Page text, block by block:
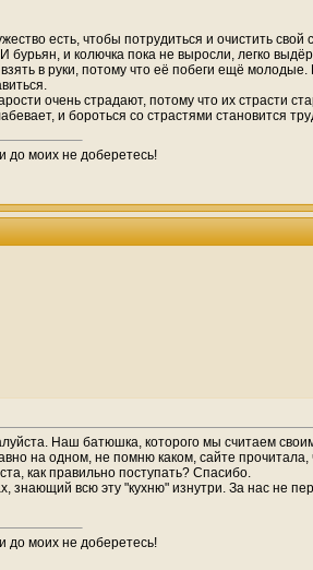
есть, чтобы потрудиться и очистить
и колючка пока не выросли, легко
в руки, потому что её побеги ещё
очень страдают, потому что их страсти
и бороться со страстями становится
до моих не доберетесь!
Наш батюшка, которого мы считаем
на одном, не помню каком, сайте
как правильно поступать? Спасибо.
знающий всю эту "кухню" изнутри. За нас не
до моих не доберетесь!